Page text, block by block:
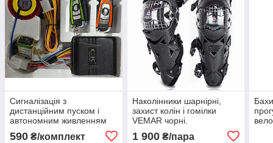
Сигналізація з
дистанційним пуском і
автономним живленням
590 ₴/комплект
Наколінники шарнірні,
захист колін і гомілки
VEMAR чорні.
1 900₴/пара